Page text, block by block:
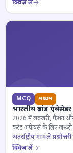
क्विज़ लें
MCQ मध्यम
भारतीय ब्रांड
2026 में लक्जरी, फैशन और
करेंट अफेयर्स के लिए जरूरी।
अंतर्राष्ट्रीय मामले प्रश्नोत्तरी
क्विज़ लें